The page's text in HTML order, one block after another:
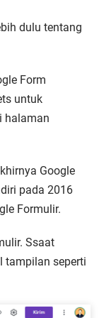
dulu tentang
Form
untuk
halaman
Google
pada 2016
Formulir.
Ssaat
tampilan seperti